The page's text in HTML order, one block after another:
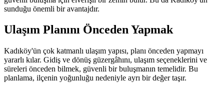
sunduğu önemli bir avantajdır.
Ulaşım Planını Önceden Yapmak
Kadıköy'ün çok katmanlı ulaşım yapısı, planı önceden yapmayı
yararlı kılar. Gidiş ve dönüş güzergâhını, ulaşım seçeneklerini ve
süreleri önceden bilmek, güvenli bir buluşmanın temelidir. Bu
planlama, ilçenin yoğunluğu nedeniyle ayrı bir değer taşır.